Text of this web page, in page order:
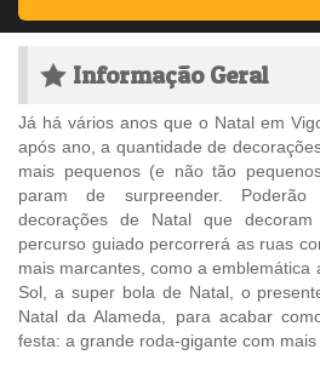
Informação Geral
Já há vários anos que o Natal em
após ano, a quantidade de
mais pequenos (e não tão
param de surpreender.
decorações de Natal que
percurso guiado percorrerá as ruas
mais marcantes, como a emblemática
Sol, a super bola de Natal, o
Natal da Alameda, para acabar
festa: a grande roda-gigante com